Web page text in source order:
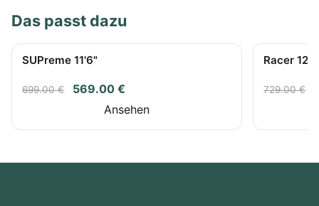
Das passt dazu
SUPreme 11'6"
699.00 €
569.00 €
Ansehen
Racer
729.00 €